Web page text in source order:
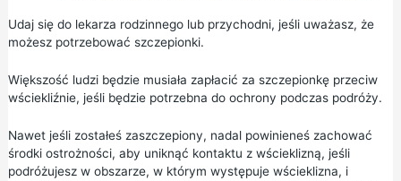
Udaj się do lekarza rodzinnego lub przychodni, jeśli uważasz, że
możesz potrzebować szczepionki.
Większość ludzi będzie musiała zapłacić za szczepionkę przeciw
wściekliźnie, jeśli będzie potrzebna do ochrony podczas podróży.
Nawet jeśli zostałeś zaszczepiony, nadal powinieneś zachować
środki ostrożności, aby uniknąć kontaktu z wścieklizną, jeśli
podróżujesz w obszarze, w którym występuje wścieklizna, i